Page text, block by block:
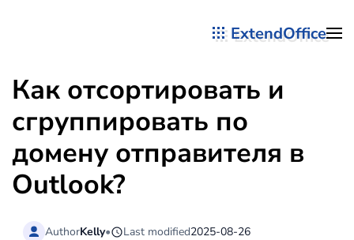
ExtendOffice
Как отсортировать и
сгруппировать по
домену отправителя в
Outlook?
AuthorKelly• Last modified2025-08-26